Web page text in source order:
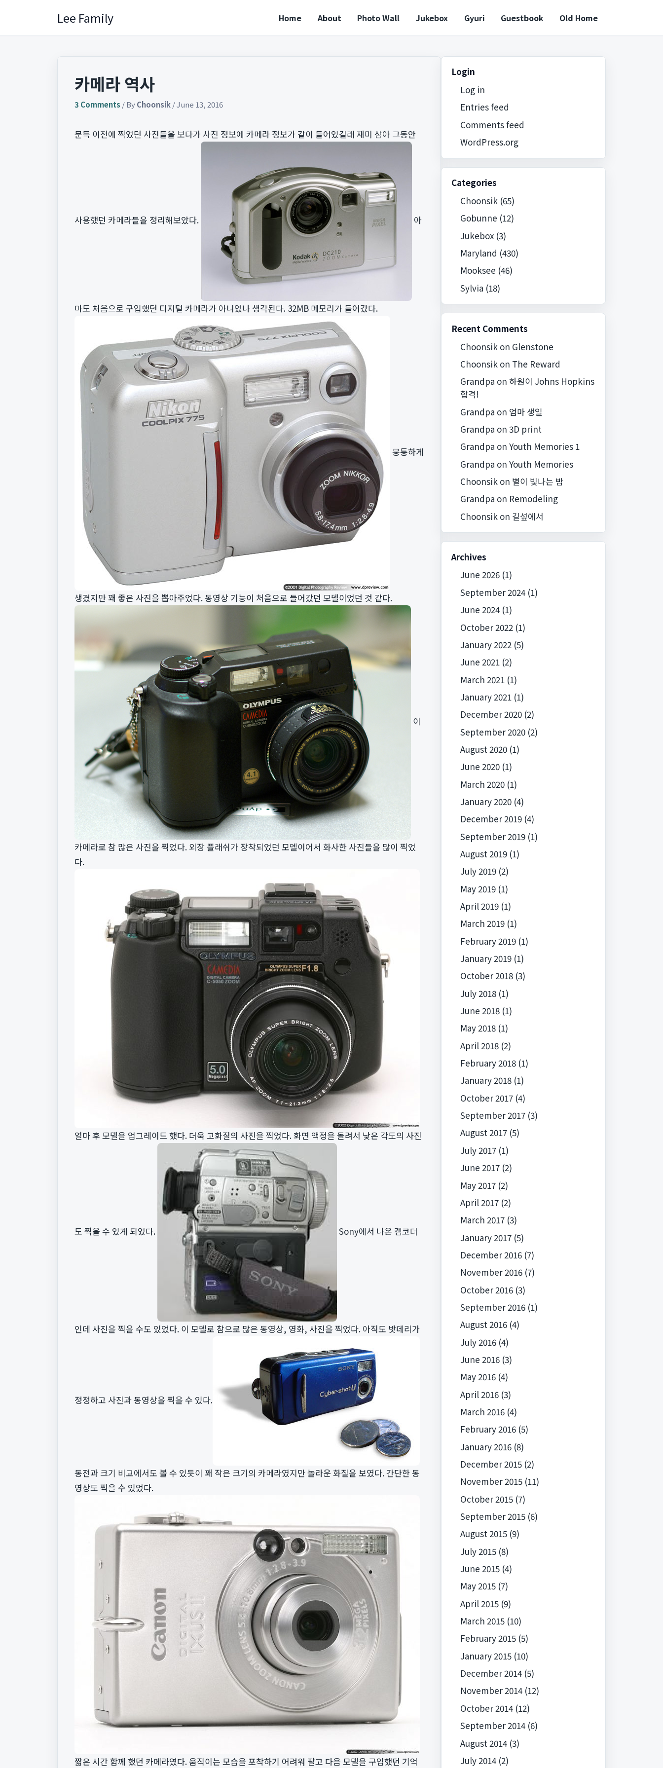
content
Lee Family Home About Photo Wall Jukebox Gyuri Guestbook Old Home
카메라 역사
3 Comments/ ByChoonsik/June 13, 2016
문득 이전에 찍었던 사진들을 보다가 사진 정보에 카메라 정보가 같이 들어있길래 재미 삼아 그동안
사용했던 카메라들을 정리해보았다. 아
마도 처음으로 구입했던 디지털 카메라가 아니었나 생각된다. 32MB 메모리가 들어갔다.
뭉퉁하게
생겼지만 꽤 좋은 사진을 뽑아주었다. 동영상 기능이 처음으로 들어갔던 모델이었던 것 같다.
이
카메라로 참 많은 사진을 찍었다. 외장 플래쉬가 장착되었던 모델이어서 화사한 사진들을 많이 찍었
다.
얼마 후 모델을 업그레이드 했다. 더욱 고화질의 사진을 찍었다. 화면 액정을 돌려서 낮은 각도의 사진
도 찍을 수 있게 되었다. Sony에서 나온 캠코더
인데 사진을 찍을 수도 있었다. 이 모델로 참으로 많은 동영상, 영화, 사진을 찍었다. 아직도 밧데리가
정정하고 사진과 동영상을 찍을 수 있다.
동전과 크기 비교에서도 볼 수 있듯이 꽤 작은 크기의 카메라였지만 놀라운 화질을 보였다. 간단한 동
영상도 찍을 수 있었다.
짧은 시간 함께 했던 카메라였다. 움직이는 모습을 포착하기 어려워 팔고 다음 모델을 구입했던 기억
Login
Log in
Entries feed
Comments feed
WordPress.org
Categories
Choonsik (65)
Gobunne (12)
Jukebox(3)
Maryland (430)
Mooksee (46)
Sylvia (18)
Recent Comments
Choonsik on Glenstone
Choonsik on The Reward
Grandpa on 하원이 Johns Hopkins
합격!
Grandpa on 엄마 생일
Grandpa on 3D print
Grandpa on Youth Memories 1
Grandpa on Youth Memories
Choonsik on 별이 빛나는 밤
Grandpa on Remodeling
Choonsik on 길섶에서
Archives
June 2026(1)
September 2024(1)
June 2024(1)
October 2022(1)
January 2022(5)
June 2021(2)
March 2021 (1)
January 2021 (1)
December 2020(2)
September 2020(2)
August 2020(1)
June 2020(1)
March 2020(1)
January 2020(4)
December 2019(4)
September 2019(1)
August 2019(1)
July 2019(2)
May 2019(1)
April 2019(1)
March 2019(1)
February 2019(1)
January 2019(1)
October 2018(3)
July 2018(1)
June 2018(1)
May 2018(1)
April 2018(2)
February 2018(1)
January 2018(1)
October 2017(4)
September 2017(3)
August 2017(5)
July 2017(1)
June 2017(2)
May 2017(2)
April 2017(2)
March 2017(3)
January 2017(5)
December 2016(7)
November 2016(7)
October 2016(3)
September 2016(1)
August 2016(4)
July 2016(4)
June 2016(3)
May 2016(4)
April 2016(3)
March 2016(4)
February 2016(5)
January 2016(8)
December 2015(2)
November 2015(11)
October 2015(7)
September 2015(6)
August 2015(9)
July 2015(8)
June 2015(4)
May 2015(7)
April 2015(9)
March 2015(10)
February 2015(5)
January 2015(10)
December 2014(5)
November 2014(12)
October 2014(12)
September 2014(6)
August 2014(3)
July 2014(2)